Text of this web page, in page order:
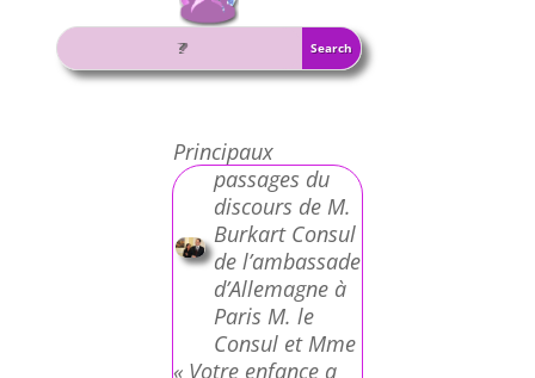
Principaux
passages du
discours de M.
Burkart Consul
de l’ambassade
d’Allemagne à
Paris M. le
Consul et Mme
« Votre enfance a